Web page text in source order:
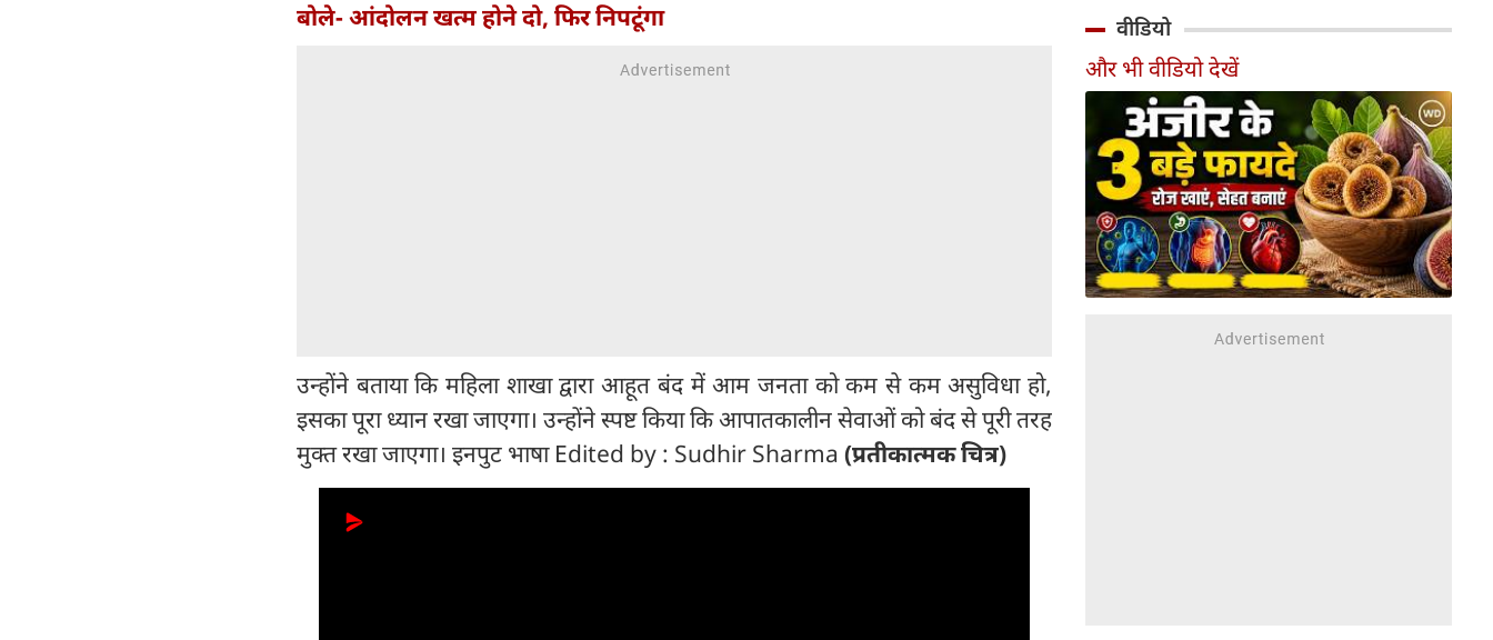
बोले- आंदोलन खत्म होने दो, फिर निपटूंगा
उन्होंने बताया कि महिला शाखा द्वारा आहूत बंद में आम जनता को कम से कम असुविधा हो,
इसका पूरा ध्यान रखा जाएगा। उन्होंने स्पष्ट किया कि आपातकालीन सेवाओं को बंद से पूरी तरह
मुक्त रखा जाएगा। इनपुट भाषा Edited by : Sudhir Sharma (प्रतीकात्मक चित्र)
चेसिस जैसे फीचर्स मिलते हैं।
इथेनॉल मिलाने की कोई योजना नहीं
है।
वीडियो
और भी वीडियो देखें